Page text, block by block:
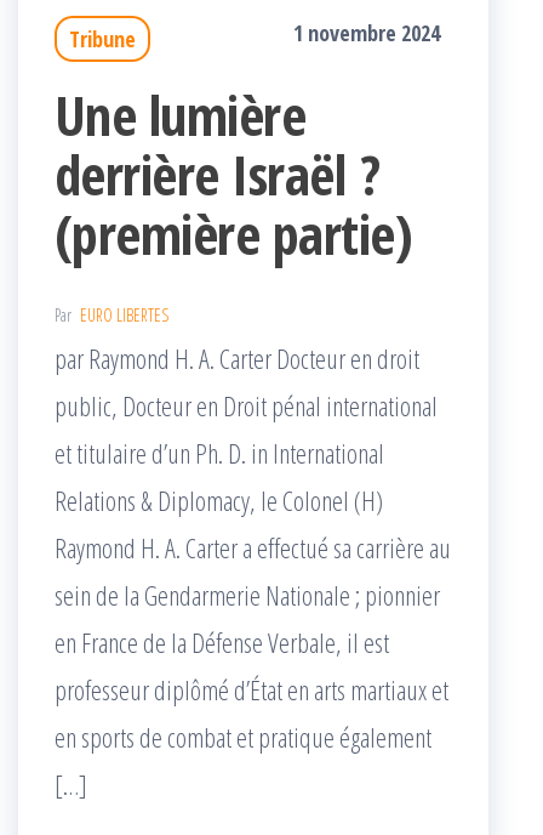
Tribune 1 novembre 2024
Une lumière
derrière Israël ?
(première partie)
Par EURO LIBERTES
par Raymond H. A. Carter Docteur en droit
public, Docteur en Droit pénal international
et titulaire d’un Ph. D. in International
Relations & Diplomacy, le Colonel (H)
Raymond H. A. Carter a effectué sa carrière au
sein de la Gendarmerie Nationale ; pionnier
en France de la Défense Verbale, il est
professeur diplômé d’État en arts martiaux et
en sports de combat et pratique également
[…]